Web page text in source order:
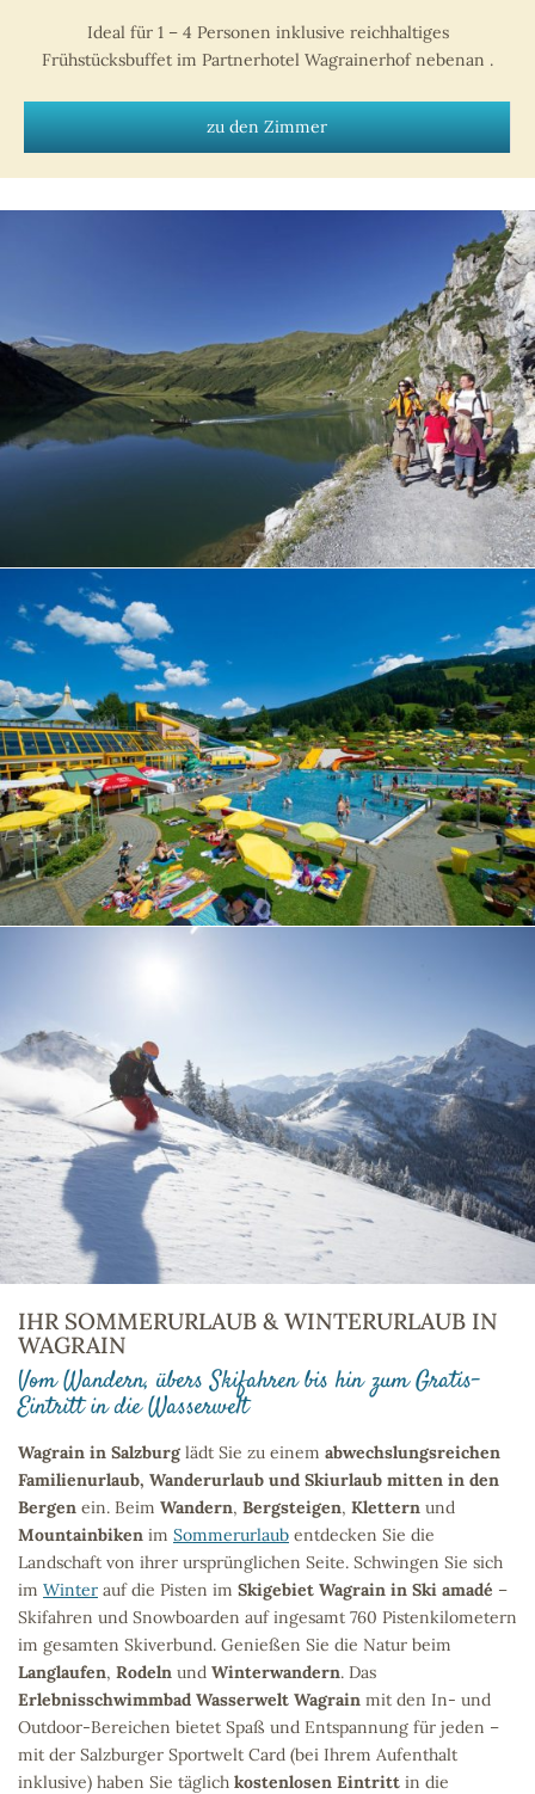
Ideal für 1 – 4 Personen inklusive reichhaltiges
Frühstücksbuffet im Partnerhotel Wagrainerhof nebenan .
zu den Zimmer
IHR SOMMERURLAUB & WINTERURLAUB IN
WAGRAIN
Vom Wandern, übers Skifahren bis hin zum Gratis-
Eintritt in die Wasserwelt
Wagrain in Salzburg lädt Sie zu einem abwechslungsreichen
Familienurlaub, Wanderurlaub und Skiurlaub mitten in den
Bergen ein. Beim Wandern, Bergsteigen, Klettern und
Mountainbiken im Sommerurlaub entdecken Sie die
Landschaft von ihrer ursprünglichen Seite. Schwingen Sie sich
im Winter auf die Pisten im Skigebiet Wagrain in Ski amadé –
Skifahren und Snowboarden auf ingesamt 760 Pistenkilometern
im gesamten Skiverbund. Genießen Sie die Natur beim
Langlaufen, Rodeln und Winterwandern. Das
Erlebnisschwimmbad Wasserwelt Wagrain mit den In- und
Outdoor-Bereichen bietet Spaß und Entspannung für jeden –
mit der Salzburger Sportwelt Card (bei Ihrem Aufenthalt
inklusive) haben Sie täglich kostenlosen Eintritt in die